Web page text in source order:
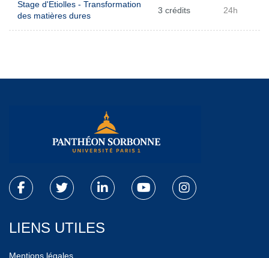
Stage d'Etiolles - Transformation
des matières dures
3 crédits 24h
LIENS UTILES
Mentions légales